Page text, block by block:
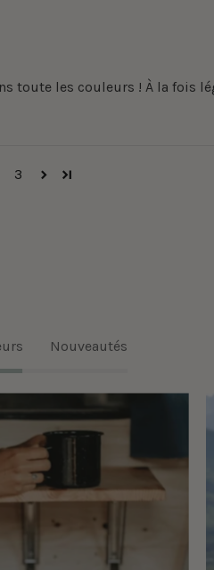
toute les couleurs ! À la fois
3
Nouveautés
Taille
Haute
Ecomove
Eyelet